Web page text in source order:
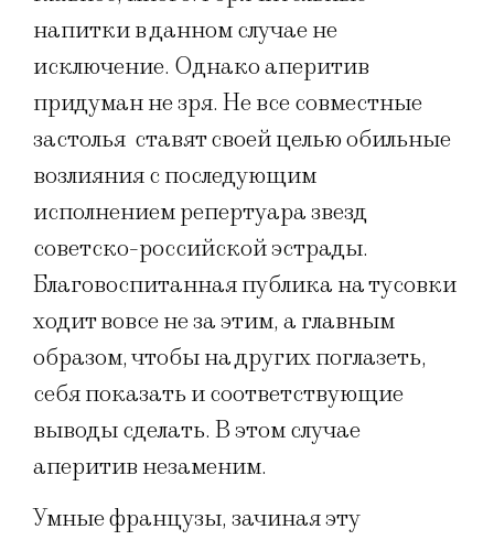
напитки в данном случае не
исключение. Однако аперитив
придуман не зря. Не все совместные
застолья ставят своей целью обильные
возлияния с последующим
исполнением репертуара звезд
советско-российской эстрады.
Благовоспитанная публика на тусовки
ходит вовсе не за этим, а главным
образом, чтобы на других поглазеть,
себя показать и соответствующие
выводы сделать. В этом случае
аперитив незаменим.
Умные французы, зачиная эту